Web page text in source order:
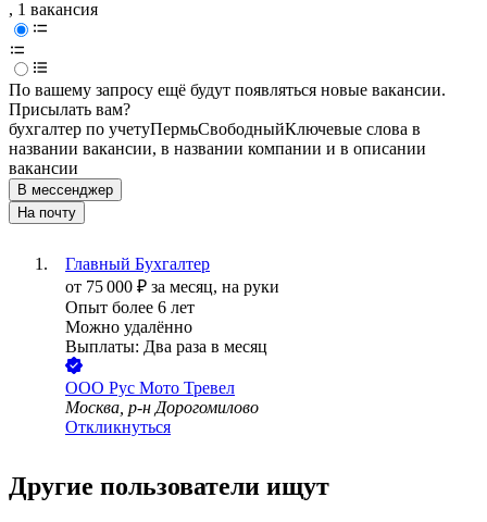
, 1 вакансия
По вашему запросу ещё будут появляться новые вакансии.
Присылать вам?
бухгалтер по учетуПермьСвободныйКлючевые слова в
названии вакансии, в названии компании и в описании
вакансии
В мессенджер
На почту
Главный Бухгалтер
от 75 000 ₽ за месяц, на руки
Опыт более 6 лет
Можно удалённо
Выплаты: Два раза в месяц
ООО Рус Мото Тревел
Москва, р-н Дорогомилово
Откликнуться
Другие пользователи ищут